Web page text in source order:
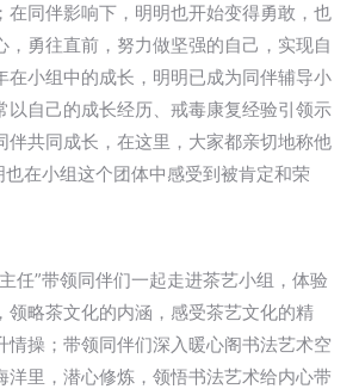
在同伴影响下，明明也开始变得勇敢，也
，勇往直前，努力做坚强的自己，实现自
在小组中的成长，明明已成为同伴辅导小
以自己的成长经历、戒毒康复经验引领示
伴共同成长，在这里，大家都亲切地称他
也在小组这个团体中感受到被肯定和荣
任”带领同伴们一起走进茶艺小组，体验
领略茶文化的内涵，感受茶艺文化的精
情操；带领同伴们深入暖心阁书法艺术空
洋里，潜心修炼，领悟书法艺术给内心带